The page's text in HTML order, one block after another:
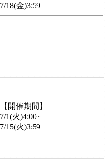
7/18(金)3:59
【開催期間】
7/1(火)4:00~
7/15(火)3:59